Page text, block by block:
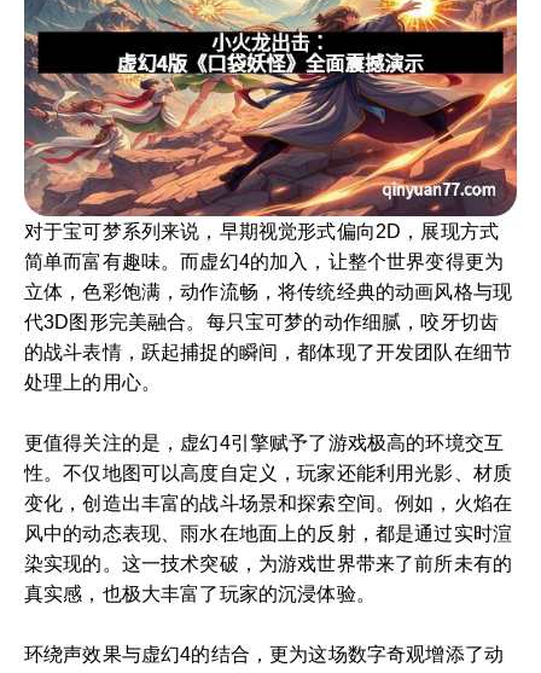
对于宝可梦系列来说，早期视觉形式偏向2D，展现方式
简单而富有趣味。而虚幻4的加入，让整个世界变得更为
立体，色彩饱满，动作流畅，将传统经典的动画风格与现
代3D图形完美融合。每只宝可梦的动作细腻，咬牙切齿
的战斗表情，跃起捕捉的瞬间，都体现了开发团队在细节
处理上的用心。
更值得关注的是，虚幻4引擎赋予了游戏极高的环境交互
性。不仅地图可以高度自定义，玩家还能利用光影、材质
变化，创造出丰富的战斗场景和探索空间。例如，火焰在
风中的动态表现、雨水在地面上的反射，都是通过实时渲
染实现的。这一技术突破，为游戏世界带来了前所未有的
真实感，也极大丰富了玩家的沉浸体验。
环绕声效果与虚幻4的结合，更为这场数字奇观增添了动